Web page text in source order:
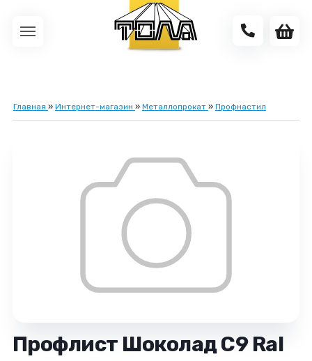
Главная » Интернет-магазин » Металлопрокат » Профнастил
Профлист Шоколад С9 Ral